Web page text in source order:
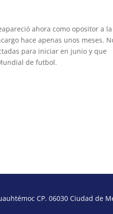
ahora como opositor a la
hace apenas unos meses.
para iniciar en junio y que
de futbol.
CP. 06030 Ciudad de